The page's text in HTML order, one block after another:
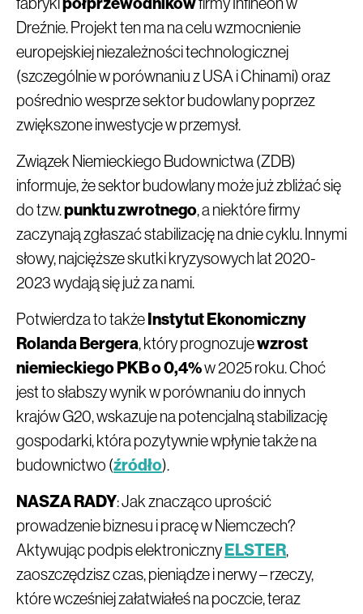
Dreźnie. Projekt ten ma na celu wzmocnienie
europejskiej niezależności technologicznej
(szczególnie w porównaniu z USA i Chinami) oraz
pośrednio wesprze sektor budowlany poprzez
zwiększone inwestycje w przemysł.
Związek Niemieckiego Budownictwa (ZDB)
informuje, że sektor budowlany może już zbliżać się
do tzw.punktu zwrotnego, a niektóre firmy
zaczynają zgłaszać stabilizację na dnie cyklu. Innymi
słowy, najcięższe skutki kryzysowych lat 2020-
2023 wydają się już za nami.
Potwierdza to takżeInstytut Ekonomiczny
Rolanda Bergera, który prognozujewzrost
niemieckiego PKB o 0,4%w 2025 roku. Choć
jest to słabszy wynik w porównaniu do innych
krajów G20, wskazuje na potencjalną stabilizację
gospodarki, która pozytywnie wpłynie także na
budownictwo (źródło).
NASZA RADY: Jak znacząco uprościć
prowadzenie biznesu i pracę w Niemczech?
Aktywując podpis elektronicznyELSTER,
zaoszczędzisz czas, pieniądze i nerwy – rzeczy,
które wcześniej załatwiałeś na poczcie, teraz